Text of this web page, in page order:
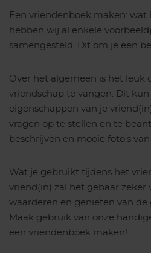
Een vriendenboek maken: wat
hebben wij al enkele
samengesteld. Dit om je een
Over het algemeen is het leuk
vriendschap te vangen. Dit kun
eigenschappen van je
vragen op te stellen en te
beschrijven en mooie foto’s
Wat je gebruikt tijdens het
vriend(in) zal het gebaar zeker
waarderen en genieten van de
Maak gebruik van onze
een vriendenboek maken!